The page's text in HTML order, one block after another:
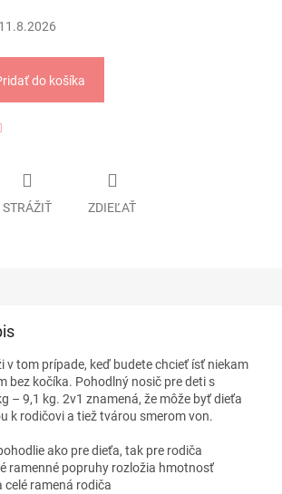
11.8.2026
do košíka
STRÁŽIŤ ZDIEĽAŤ
v tom prípade, keď budete chcieť ísť niekam
bez kočíka. Pohodlný nosič pre deti s
– 9,1 kg. 2v1 znamená, že môže byť dieťa
k rodičovi a tiež tvárou smerom von.
ako pre dieťa, tak pre rodiča
ramenné popruhy rozložia hmotnosť
celé ramená rodiča